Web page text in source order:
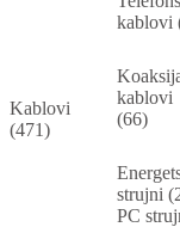
Kablovi
(471)
kablovi
kablovi
(66)
strujni
PC